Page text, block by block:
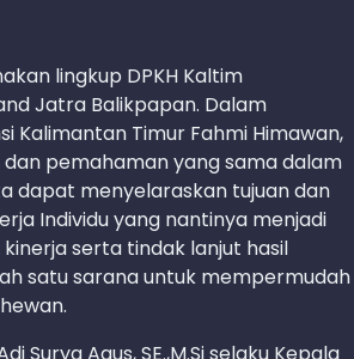
lingkup DPKH Kaltim
Jatra Balikpapan. Dalam
Kalimantan Timur Fahmi Himawan,
pemahaman yang sama dalam
dapat menyelaraskan tujuan dan
Individu yang nantinya menjadi
serta tindak lanjut hasil
satu sarana untuk mempermudah
Agus, SE.,M.Si selaku Kepala